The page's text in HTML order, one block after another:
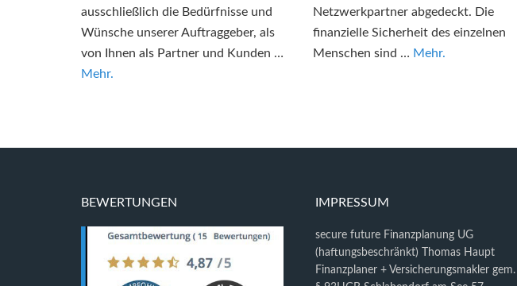
ausschließlich die Bedürfnisse und
Wünsche unserer Auftraggeber, als
von Ihnen als Partner und Kunden …
Mehr.
Netzwerkpartner abgedeckt. Die
finanzielle Sicherheit des einzelnen
Menschen sind … Mehr.
BEWERTUNGEN IMPRESSUM
secure future Finanzplanung UG
(haftungsbeschränkt) Thomas Haupt
Finanzplaner + Versicherungsmakler gem.